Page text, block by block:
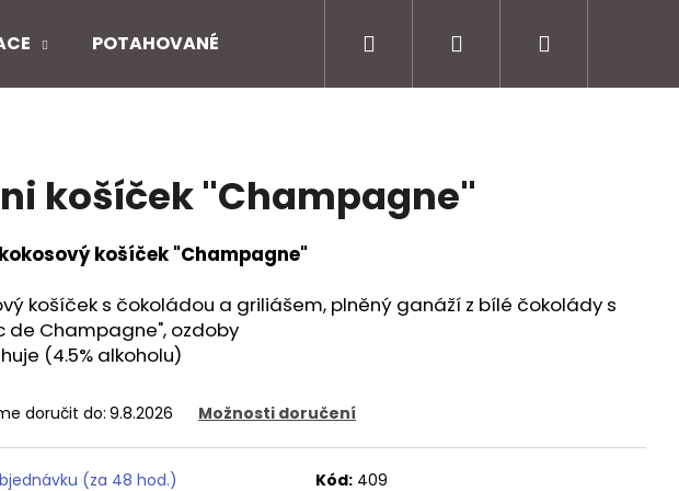
POTAHOVANÉ DORTY O NÁS KONTAKTYPřihlášení
košíček "Champagne"
košíček "Champagne"
košíček s čokoládou a griliášem, plněný ganáží z bílé čokolády s
de Champagne", ozdoby
(4.5% alkoholu)
doručit do: 9.8.2026 Možnosti doručení
(za 48 hod.) Kód: 409
HLEDAT